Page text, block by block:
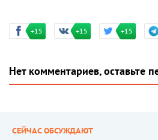
+15 +15 +15
Нет комментариев, оставьте
СЕЙЧАС ОБСУЖДАЮТ